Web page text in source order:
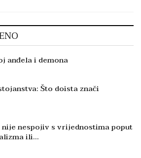
anđela i demona
Što doista znači
nije nespojiv s vrijednostima poput
ili…